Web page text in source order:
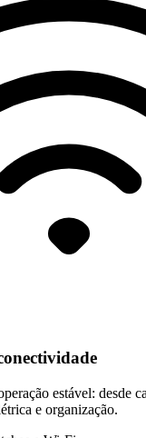
estável: desde
e organização.